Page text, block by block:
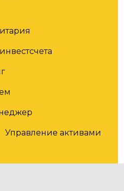
Управление активами